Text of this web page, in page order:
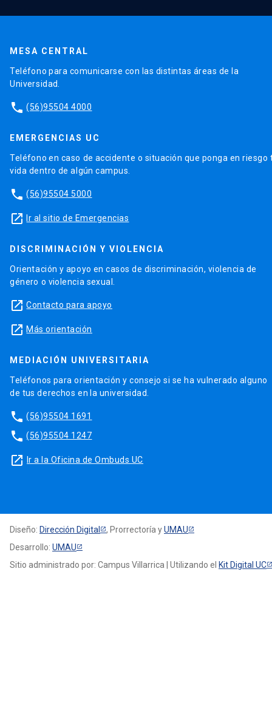
MESA CENTRAL
Teléfono para comunicarse con las distintas áreas de la
Universidad.
phone (56)95504 4000
EMERGENCIAS UC
Teléfono en caso de accidente o situación que ponga en riesgo
vida dentro de algún campus.
phone (56)95504 5000
launch Ir al sitio de Emergencias
DISCRIMINACIÓN Y VIOLENCIA
Orientación y apoyo en casos de discriminación, violencia de
género o violencia sexual.
launch Contacto para apoyo
launch Más orientación
MEDIACIÓN UNIVERSITARIA
Teléfonos para orientación y consejo si se ha vulnerado alguno
de tus derechos en la universidad.
phone (56)95504 1691
phone (56)95504 1247
launch Ir a la Oficina de Ombuds UC
Diseño: Dirección Digital , Prorrectoría yUMAU
Desarrollo: UMAU
Sitio administrado por: Campus Villarrica | Utilizando el Kit Digital UC